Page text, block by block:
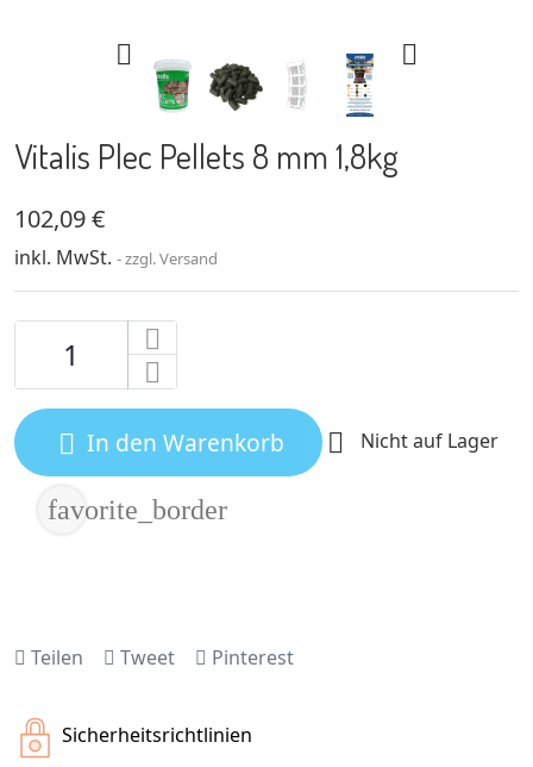
 
Vitalis Plec Pellets 8 mm 1,8kg
102,09 €
inkl. MwSt. zzgl. Versand
 In den Warenkorb  Nicht auf Lager
favorite_border
Teilen Tweet Pinterest
Sicherheitsrichtlinien